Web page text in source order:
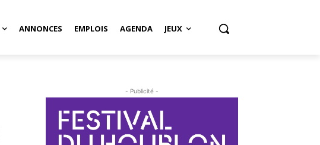
ANNONCES EMPLOIS AGENDA JEUX
- Publicité -